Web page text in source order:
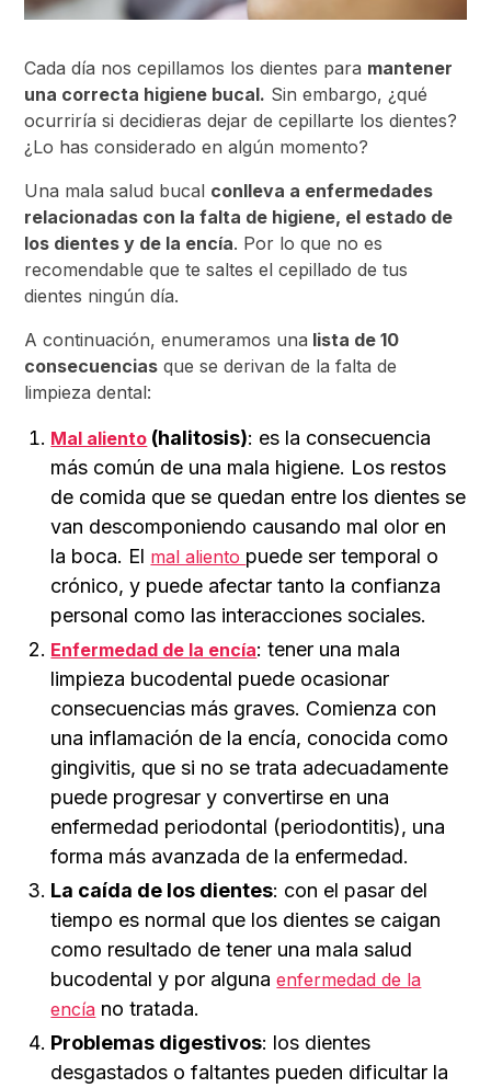
Cada día nos cepillamos los dientes para mantener
una correcta higiene bucal. Sin embargo, ¿qué
ocurriría si decidieras dejar de cepillarte los dientes?
¿Lo has considerado en algún momento?
Una mala salud bucal conlleva a enfermedades
relacionadas con la falta de higiene, el estado de
los dientes y de la encía. Por lo que no es
recomendable que te saltes el cepillado de tus
dientes ningún día.
A continuación, enumeramos una lista de 10
consecuencias que se derivan de la falta de
limpieza dental:
Mal aliento (halitosis): es la consecuencia
más común de una mala higiene. Los restos
de comida que se quedan entre los dientes se
van descomponiendo causando mal olor en
la boca. El mal aliento puede ser temporal o
crónico, y puede afectar tanto la confianza
personal como las interacciones sociales.
Enfermedad de la encía: tener una mala
limpieza bucodental puede ocasionar
consecuencias más graves. Comienza con
una inflamación de la encía, conocida como
gingivitis, que si no se trata adecuadamente
puede progresar y convertirse en una
enfermedad periodontal (periodontitis), una
forma más avanzada de la enfermedad.
La caída de los dientes: con el pasar del
tiempo es normal que los dientes se caigan
como resultado de tener una mala salud
bucodental y por algunaenfermedad de la
encía no tratada.
Problemas digestivos: los dientes
desgastados o faltantes pueden dificultar la